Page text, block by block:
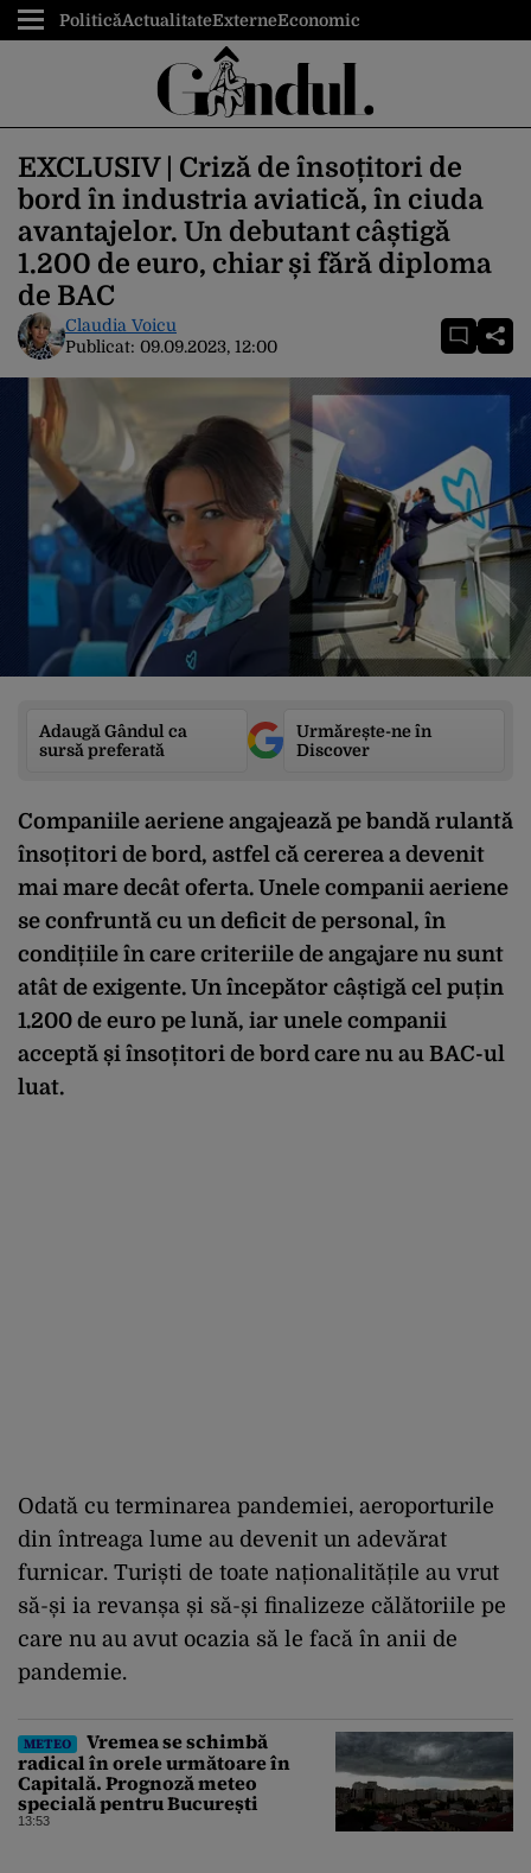
PoliticăActualitateExterneEconomic
EXCLUSIV | Criză de însoțitori de
bord în industria aviatică, în ciuda
avantajelor. Un debutant câștigă
1.200 de euro, chiar și fără diploma
de BAC
Claudia Voicu
Publicat: 09.09.2023, 12:00
Adaugă Gândul ca
sursă preferată
Urmărește-ne în
Discover
Companiile aeriene angajează pe bandă rulantă
însoțitori de bord, astfel că cererea a devenit
mai mare decât oferta. Unele companii aeriene
se confruntă cu un deficit de personal, în
condițiile în care criteriile de angajare nu sunt
atât de exigente. Un începător câștigă cel puțin
1.200 de euro pe lună, iar unele companii
acceptă și însoțitori de bord care nu au BAC-ul
luat.
Odată cu terminarea pandemiei, aeroporturile
din întreaga lume au devenit un adevărat
furnicar. Turiști de toate naționalitățile au vrut
să-și ia revanșa și să-și finalizeze călătoriile pe
care nu au avut ocazia să le facă în anii de
pandemie.
METEO
Vremea se schimbă
radical în orele următoare în
Capitală. Prognoză meteo
specială pentru București
13:53